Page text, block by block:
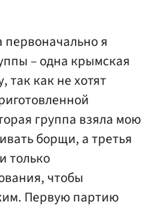
первоначально я
– одна крымская
так как не хотят
группа взяла мою
борщи, а третья
только
чтобы
Первую партию